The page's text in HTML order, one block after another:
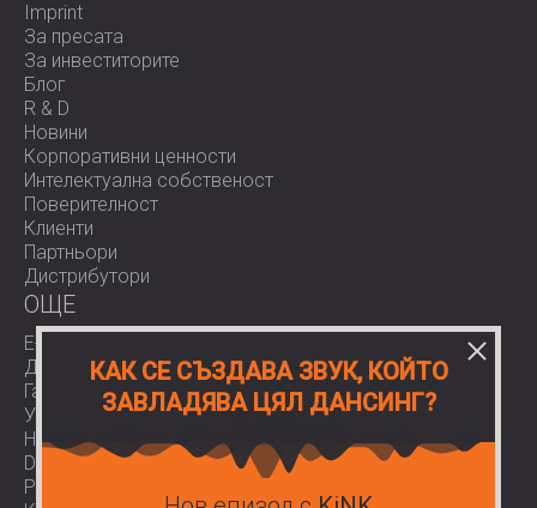
Imprint
За пресата
За инвеститорите
Блог
R & D
Новини
Корпоративни ценности
Интелектуална собственост
Поверителност
Клиенти
Партньори
Дистрибутори
OЩЕ
E-Shop
Доставки
Гаранции
Условия за ползване
Нормативи
Download area
Работа при нас
КАК СЕ СЪЗДАВА ЗВУК, КОЙТО
ЗАВЛАДЯВА ЦЯЛ ДАНСИНГ?